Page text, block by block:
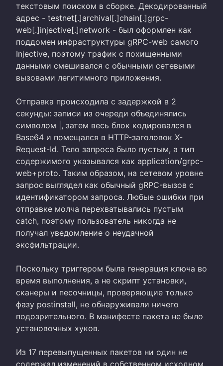
текстовым поиском в сборке. Декодированный
адрес - testnet[.]archival[.]chain[.]grpc-
web[.]injective[.]network - был оформлен как
поддомен инфраструктуры gRPC-web самого
Injective, поэтому трафик с похищенными
данными смешивался с обычными сетевыми
вызовами легитимного приложения.
Отправка происходила с задержкой в 2
секунды: записи из очереди объединялись
символом |, затем весь блок кодировался в
Base64 и помещался в HTTP-заголовок X-
Request-Id. Тело запроса было пустым, а тип
содержимого указывался как application/grpc-
web+proto. Таким образом, на сетевом уровне
запрос выглядел как обычный gRPC-вызов с
идентификатором запроса. Любые ошибки при
отправке молча перехватывались пустым
catch, поэтому пользователь никогда не
получал уведомление о неудачной
эксфильтрации.
Поскольку триггером была генерация ключа во
время выполнения, а не скрипт установки,
сканеры и песочницы, проверяющие только
фазу postinstall, не обнаруживали ничего
подозрительного. В манифесте пакета не было
установочных хуков.
Из 17 перевыпущенных пакетов ни один не